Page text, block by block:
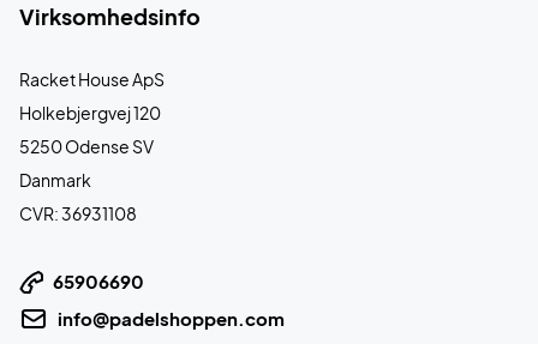
Virksomhedsinfo
Racket House ApS
Holkebjergvej 120
5250 Odense SV
Danmark
CVR: 36931108
65906690
info@padelshoppen.com